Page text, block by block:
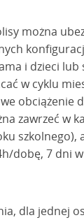
można
i dzieci lub
w cyklu
obciążenie
zawrzeć w
szkolnego),
dobę, 7 dni
dla jednej